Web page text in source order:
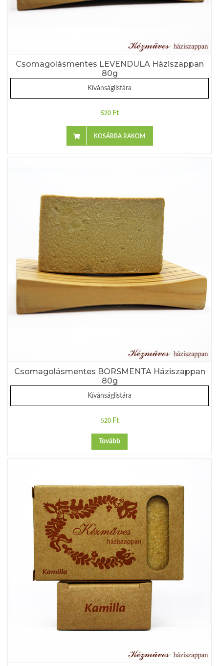
Csomagolásmentes LEVENDULA Háziszappan
80g
Kívánságlistára
520 Ft
KOSÁRBA RAKOM
Csomagolásmentes BORSMENTA Háziszappan
80g
Kívánságlistára
520 Ft
Tovább